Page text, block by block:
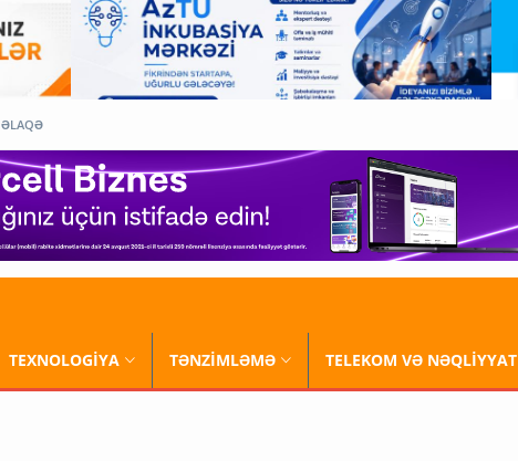
ƏLAQƏ
TEXNOLOGİYA TƏNZİMLƏMƏ TELEKOM VƏ NƏQLİYYAT